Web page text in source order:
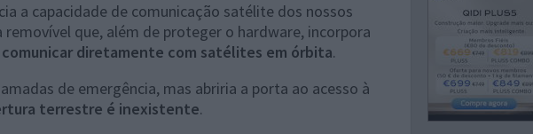
a capacidade de comunicação satélite dos nossos
que, além de proteger o hardware, incorpora
diretamente com satélites em órbita.
de emergência, mas abriria a porta ao acesso à
terrestre é inexistente.